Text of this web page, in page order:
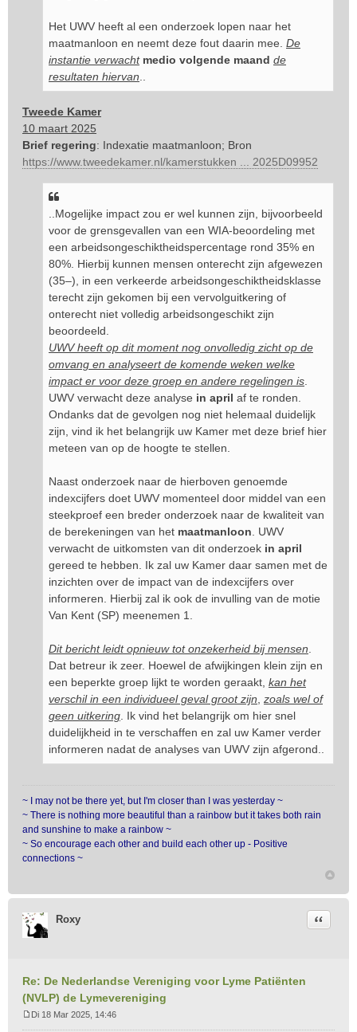
Het UWV heeft al een onderzoek lopen naar het
maatmanloon en neemt deze fout daarin mee. De
instantie verwacht medio volgende maand de
resultaten hiervan
Tweede Kamer
10 maart 2025
Brief regering: Indexatie maatmanloon; Bron
https://www.tweedekamer.nl/kamerstukken ... 2025D09952
..Mogelijke impact zou er wel kunnen zijn, bijvoorbeeld
voor de grensgevallen van een WIA-beoordeling met
een arbeidsongeschiktheidspercentage rond 35% en
80%. Hierbij kunnen mensen onterecht zijn afgewezen
(35–), in een verkeerde arbeidsongeschiktheidsklasse
terecht zijn gekomen bij een vervolguitkering of
onterecht niet volledig arbeidsongeschikt zijn
beoordeeld.
UWV heeft op dit moment nog onvolledig zicht op de
omvang en analyseert de komende weken welke
impact er voor deze groep en andere regelingen is
UWV verwacht deze analyse in april af te ronden.
Ondanks dat de gevolgen nog niet helemaal duidelijk
zijn, vind ik het belangrijk uw Kamer met deze brief hier
meteen van op de hoogte te stellen.
Naast onderzoek naar de hierboven genoemde
indexcijfers doet UWV momenteel door middel van een
steekproef een breder onderzoek naar de kwaliteit van
de berekeningen van het maatmanloon . UWV
verwacht de uitkomsten van dit onderzoek in april
gereed te hebben. Ik zal uw Kamer daar samen met de
inzichten over de impact van de indexcijfers over
informeren. Hierbij zal ik ook de invulling van de motie
Van Kent (SP) meenemen 1.
Dit bericht leidt opnieuw tot onzekerheid bij mensen
Dat betreur ik zeer. Hoewel de afwijkingen klein zijn en
een beperkte groep lijkt te worden geraakt, kan het
verschil in een individueel geval groot zijn zoals wel of
geen uitkering . Ik vind het belangrijk om hier snel
duidelijkheid in te verschaffen en zal uw Kamer verder
informeren nadat de analyses van UWV zijn afgerond..
~ I may not be there yet, but I'm closer than I was yesterday ~
~ There is nothing more beautiful than a rainbow but it takes both rain
and sunshine to make a rainbow ~
~ So encourage each other and build each other up - Positive
connections ~
Roxy
Re: De Nederlandse Vereniging voor Lyme Patiënten
(NVLP) de Lymevereniging
Citeer
Di 18 Mar 2025, 14:46